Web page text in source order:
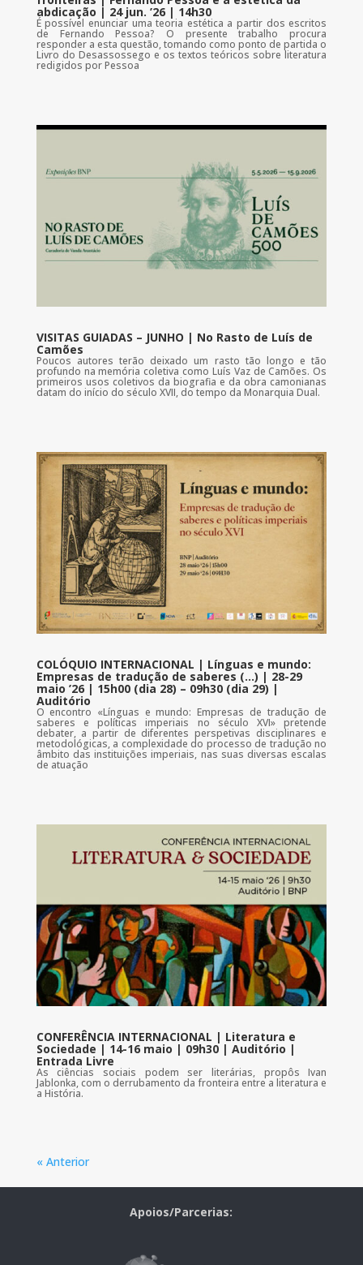
abdicação | 24 jun. ’26 | 14h30
É possível enunciar uma teoria estética a partir dos escritos
de Fernando Pessoa? O presente trabalho procura
responder a esta questão, tomando como ponto de partida o
Livro do Desassossego e os textos teóricos sobre literatura
redigidos por Pessoa
VISITAS GUIADAS – JUNHO | No Rasto de Luís de
Camões
Poucos autores terão deixado um rasto tão longo e tão
profundo na memória coletiva como Luís Vaz de Camões. Os
primeiros usos coletivos da biografia e da obra camonianas
datam do início do século XVII, do tempo da Monarquia Dual.
COLÓQUIO INTERNACIONAL | Línguas e mundo:
Empresas de tradução de saberes (…) | 28-29
maio ’26 | 15h00 (dia 28) – 09h30 (dia 29) |
Auditório
O encontro «Línguas e mundo: Empresas de tradução de
saberes e políticas imperiais no século XVI» pretende
debater, a partir de diferentes perspetivas disciplinares e
metodológicas, a complexidade do processo de tradução no
âmbito das instituições imperiais, nas suas diversas escalas
de atuação
CONFERÊNCIA INTERNACIONAL | Literatura e
Sociedade | 14-16 maio | 09h30 | Auditório |
Entrada Livre
As ciências sociais podem ser literárias, propôs Ivan
Jablonka, com o derrubamento da fronteira entre a literatura e
a História.
« Anterior
Apoios/Parcerias: